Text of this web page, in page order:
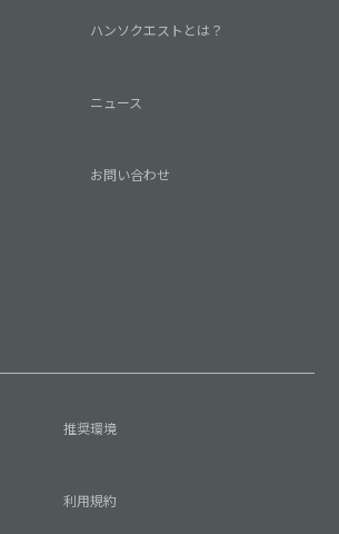
ハンソクエストとは？
ニュース
お問い合わせ
推奨環境
利用規約